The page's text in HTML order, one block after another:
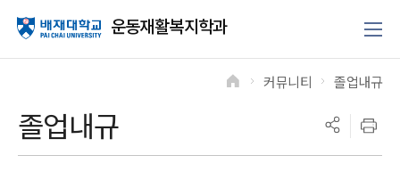
운동재활복지학과
졸업내규
커뮤니티 졸업내규